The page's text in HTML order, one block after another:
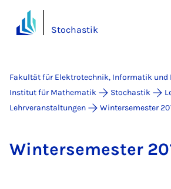
Stochastik
Fakultät für Elektrotechnik, Informatik
Institut für Mathematik
Stochastik
Lehrveranstaltungen
Wintersemester
Win­ter­se­mes­ter